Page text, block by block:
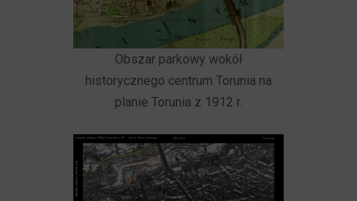
Obszar parkowy wokół
historycznego centrum Torunia na
planie Torunia z 1912 r.